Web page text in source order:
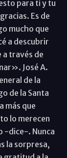
para ti y tu
Es de
mucho que
a descubrir
a través de
José A.
de la
de la Santa
más que
lo merecen
-dice-. Nunca
la sorpresa,